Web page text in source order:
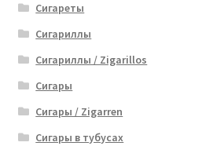
Сигареты
Сигариллы
Сигариллы / Zigarillos
Сигары
Сигары / Zigarren
Сигары в тубусах